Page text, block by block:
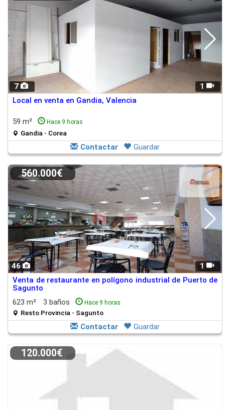
7 1
Local en venta en Gandia, Valencia
59 m² Hace 9 horas
Gandia - Corea
Contactar Guardar
46 1
560.000€
Venta de restaurante en polígono industrial de Puerto de
Sagunto
623 m²
3 baños Hace 9 horas
Resto Provincia - Sagunto
Contactar Guardar
120.000€